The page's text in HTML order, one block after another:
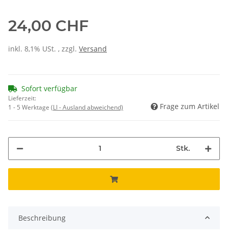
24,00 CHF
inkl. 8,1% USt. , zzgl. Versand
Sofort verfügbar
Lieferzeit:
1 - 5 Werktage (LI - Ausland abweichend) Frage zum Artikel
Stk.
Beschreibung